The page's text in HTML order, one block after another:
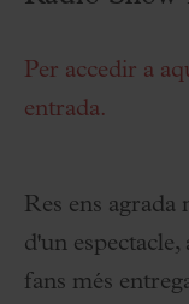
Per accedir a
entrada.
Res ens agrada
d'un
fans més